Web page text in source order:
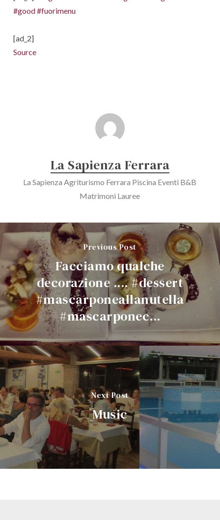
#good#fuorimenu
[ad_2]
Source
La Sapienza Ferrara
La Sapienza Agriturismo Ferrara Piscina Eventi B&B
Matrimoni Lauree
Previous Post
Facciamo qualche
decorazione .... #dessert
#mascarponeallanutella
#mascarponec...
Next Post
Music